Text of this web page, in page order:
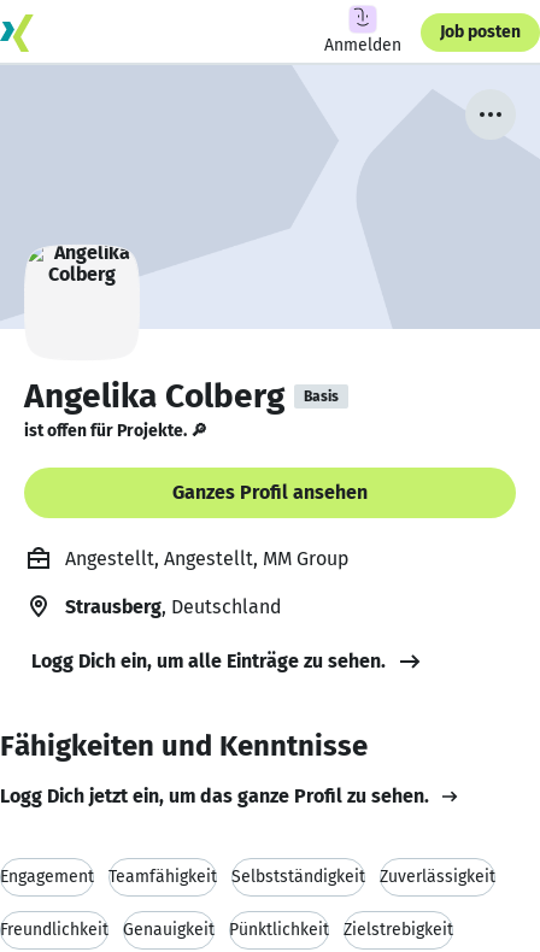
Anmelden
Job posten
Angelika Colberg Basis
ist offen für Projekte. 🔎
Ganzes Profil ansehen
Angestellt, Angestellt, MM Group
Strausberg, Deutschland
Logg Dich ein, um alle Einträge zu sehen.
Fähigkeiten und Kenntnisse
Logg Dich jetzt ein, um das ganze Profil zu sehen.
Engagement Teamfähigkeit Selbstständigkeit Zuverlässigkeit
Freundlichkeit Genauigkeit Pünktlichkeit Zielstrebigkeit